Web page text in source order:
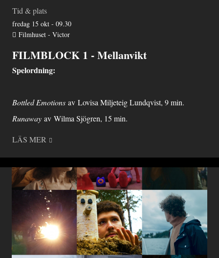
Tid & plats
fredag 15 okt - 09.30
Filmhuset - Victor
FILMBLOCK 1 - Mellanvikt
Spelordning:
Bottled Emotions av Lovisa Miljeteig Lundqvist, 9 min.
Runaway av Wilma Sjögren, 15 min.
LÄS MER